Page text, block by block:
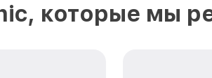
которые мы